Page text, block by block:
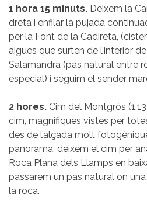
1 hora 15 minuts. Deixem la
dreta i enfilar la pujada
per la Font de la Cadireta,
aigües que surten de l’interior
Salamandra (pas natural entre
especial) i seguim el sender
2 hores. Cim del Montgròs
cim, magnifiques vistes per
des de l’alçada molt
panorama, deixem el cim per
Roca Plana dels Llamps en
passarem un pas natural on
la roca.